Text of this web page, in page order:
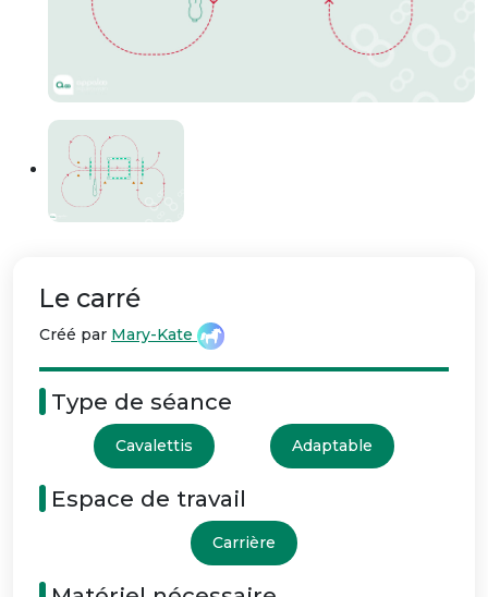
Le carré
Créé par Mary-Kate
Type de séance
Cavalettis Adaptable
Espace de travail
Carrière